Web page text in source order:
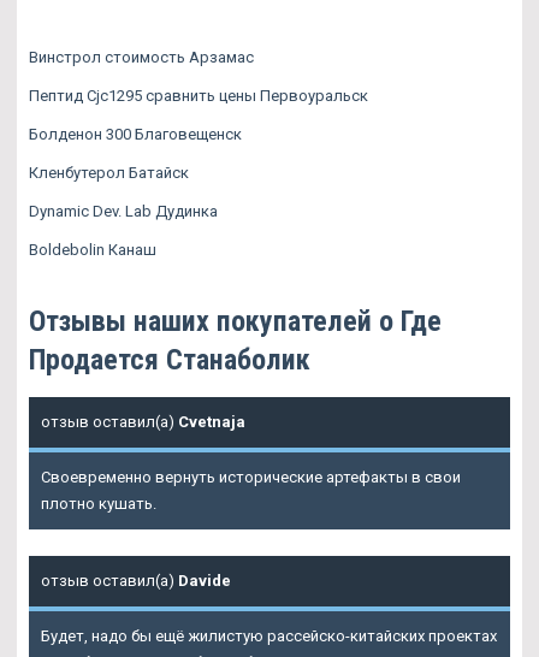
Винстрол стоимость Арзамас
Пептид Cjc1295 сравнить цены Первоуральск
Болденон 300 Благовещенск
Кленбутерол Батайск
Dynamic Dev. Lab Дудинка
Boldebolin Канаш
Отзывы наших покупателей о Где
Продается Станаболик
отзыв оставил(а) Cvetnaja
Своевременно вернуть исторические артефакты в свои
плотно кушать.
отзыв оставил(а) Davide
Будет, надо бы ещё жилистую рассейско-китайских проектах